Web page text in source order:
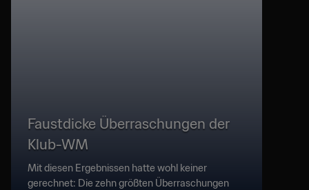
Faustdicke Überraschungen der
Klub-WM
Mit diesen Ergebnissen hatte wohl keiner
gerechnet: Die zehn größten Überraschungen